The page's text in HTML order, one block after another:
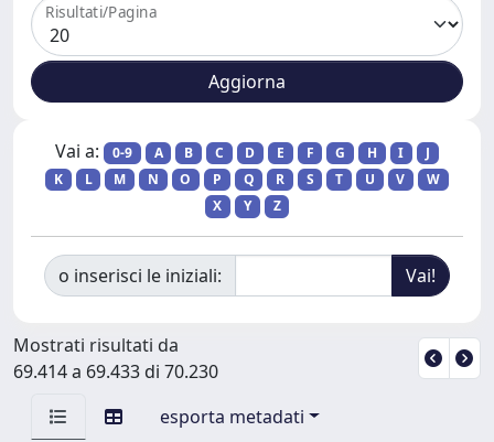
Risultati/Pagina
Vai a: 0-9 A B C D E F G H I
J
K
L M N O P Q R S T U V
W
X
Y Z
o inserisci le iniziali:
Mostrati risultati da
69.414 a 69.433 di 70.230
esporta metadati